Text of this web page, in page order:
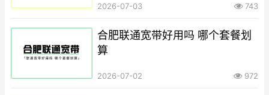
2026-07-03 743
合肥联通宽带好用吗 哪个套餐划
算
2026-07-02 972